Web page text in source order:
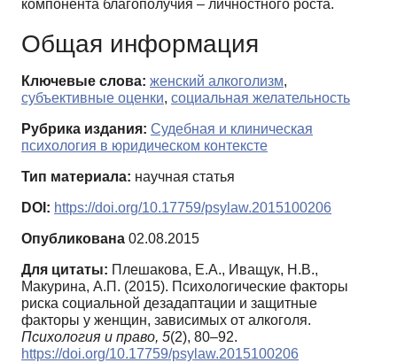
компонента благополучия – личностного роста.
Общая информация
Ключевые слова: женский алкоголизм,
субъективные оценки, социальная желательность
Рубрика издания: Судебная и клиническая
психология в юридическом контексте
Тип материала: научная статья
DOI: https://doi.org/10.17759/psylaw.2015100206
Опубликована 02.08.2015
Для цитаты: Плешакова, Е.А., Иващук, Н.В.,
Макурина, А.П. (2015). Психологические факторы
риска социальной дезадаптации и защитные
факторы у женщин, зависимых от алкоголя.
Психология и право, 5(2), 80–92.
https://doi.org/10.17759/psylaw.2015100206